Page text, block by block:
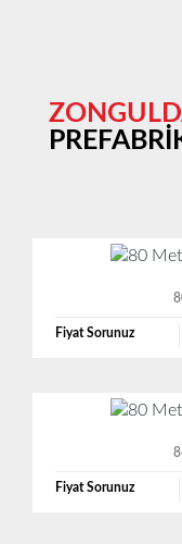
Fiyat Sorunuz
Fiyat Sorunuz